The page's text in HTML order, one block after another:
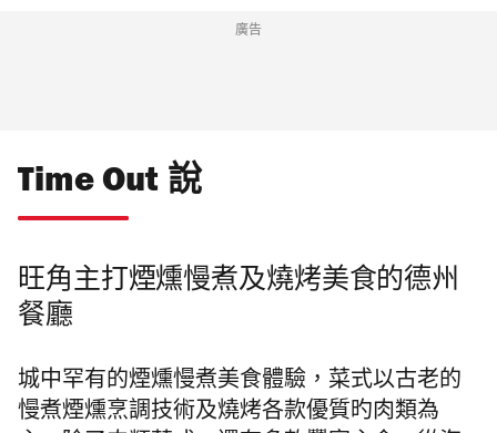
廣告
Time Out 說
旺角主打煙燻慢煮及燒烤美食的德州
餐廳
城中罕有的煙燻慢煮美食體驗，菜式以古老的
慢煮煙燻烹調技術及燒烤各款優質旳肉類為